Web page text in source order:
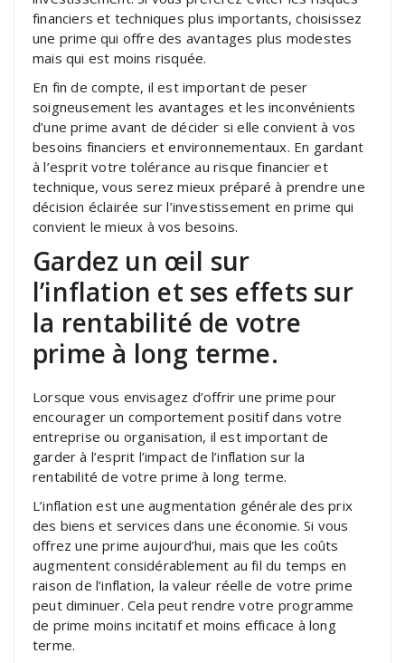
financiers et techniques plus importants, choisissez
une prime qui offre des avantages plus modestes
mais qui est moins risquée.
En fin de compte, il est important de peser
soigneusement les avantages et les inconvénients
d’une prime avant de décider si elle convient à vos
besoins financiers et environnementaux. En gardant
à l’esprit votre tolérance au risque financier et
technique, vous serez mieux préparé à prendre une
décision éclairée sur l’investissement en prime qui
convient le mieux à vos besoins.
Gardez un œil sur
l’inflation et ses effets sur
la rentabilité de votre
prime à long terme.
Lorsque vous envisagez d’offrir une prime pour
encourager un comportement positif dans votre
entreprise ou organisation, il est important de
garder à l’esprit l’impact de l’inflation sur la
rentabilité de votre prime à long terme.
L’inflation est une augmentation générale des prix
des biens et services dans une économie. Si vous
offrez une prime aujourd’hui, mais que les coûts
augmentent considérablement au fil du temps en
raison de l’inflation, la valeur réelle de votre prime
peut diminuer. Cela peut rendre votre programme
de prime moins incitatif et moins efficace à long
terme.